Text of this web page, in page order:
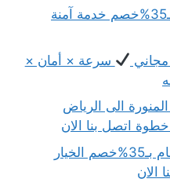
نقل عفش من مكة الى ينبع بـ35%خصم خدمة آمنة
سرعة × أمان ×
الى الرياض
افضل شركة نقل عفش بالدمام بـ35%خصم الخيار
الان